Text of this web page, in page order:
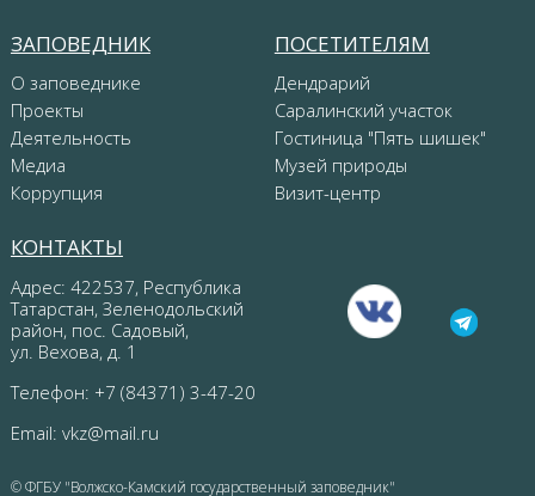
ЗАПОВЕДНИК
О заповеднике
Проекты
Деятельность
Медиа
Коррупция
ПОСЕТИТЕЛЯМ
Дендрарий
Саралинский участок
Гостиница "Пять шишек"
Музей природы
Визит-центр
КОНТАКТЫ
Адрес: 422537, Республика
Татарстан, Зеленодольский
район, пос. Садовый,
ул. Вехова, д. 1
Телефон: +7 (84371) 3-47-20
Email: vkz@mail.ru
© ФГБУ "Волжско-Камский государственный заповедник"